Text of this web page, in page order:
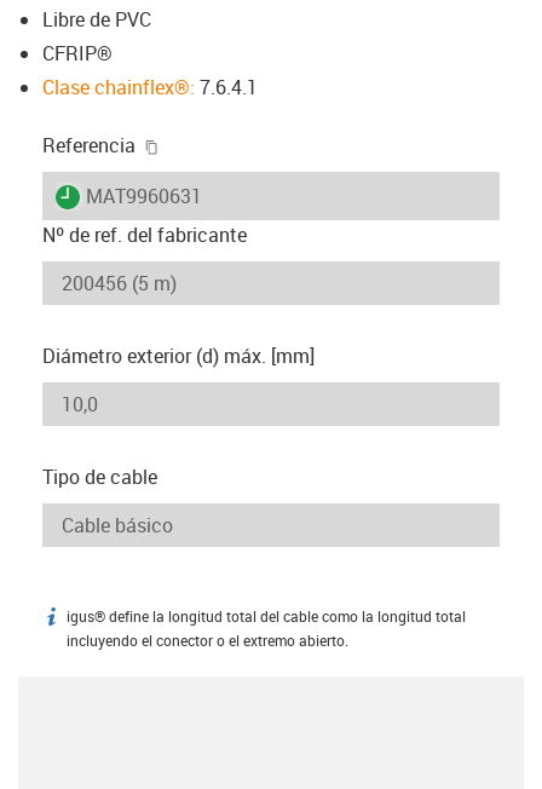
Libre de PVC
CFRIP®
Clase chainflex®: 7.6.4.1
Referencia
igus-icon-lieferzeit
MAT9960631
Nº de ref. del fabricante
Diámetro exterior (d) máx. [mm]
Tipo de cable
igus-icon-info
igus® define la longitud total del cable como la longitud total
incluyendo el conector o el extremo abierto.